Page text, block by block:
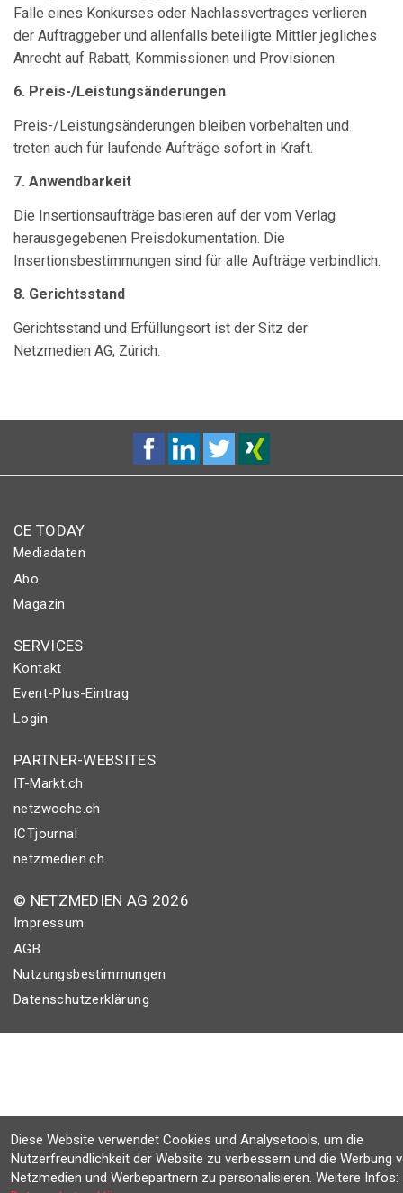
Falle eines Konkurses oder Nachlassvertrages verlieren
der Auftraggeber und allenfalls beteiligte Mittler jegliches
Anrecht auf Rabatt, Kommissionen und Provisionen.
6. Preis-/Leistungsänderungen
Preis-/Leistungsänderungen bleiben vorbehalten und
treten auch für laufende Aufträge sofort in Kraft.
7. Anwendbarkeit
Die Insertionsaufträge basieren auf der vom Verlag
herausgegebenen Preisdokumentation. Die
Insertionsbestimmungen sind für alle Aufträge verbindlich.
8. Gerichtsstand
Gerichtsstand und Erfüllungsort ist der Sitz der
Netzmedien AG, Zürich.
CE TODAY
Mediadaten
Abo
Magazin
SERVICES
Kontakt
Event-Plus-Eintrag
Login
PARTNER-WEBSITES
IT-Markt.ch
netzwoche.ch
ICTjournal
netzmedien.ch
© NETZMEDIEN AG 2026
Impressum
AGB
Nutzungsbestimmungen
Datenschutzerklärung
Diese Website verwendet Cookies und Analysetools, um die
Nutzerfreundlichkeit der Website zu verbessern und die Werbung
Netzmedien und Werbepartnern zu personalisieren. Weitere Infos: